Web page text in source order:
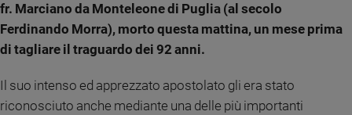
Migranti
Diversità
e
Costume
fr. Marciano da Monteleone di Puglia (al secolo
Ferdinando Morra), morto questa mattina, un mese prima
di tagliare il traguardo dei 92 anni.
Il suo intenso ed apprezzato apostolato gli era stato
riconosciuto anche mediante una delle più importanti